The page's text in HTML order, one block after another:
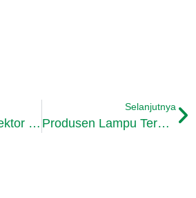
Jual Bollard Reflektor Cahaya Harga Termurah
Selanjutnya
Produsen Lampu Terpercaya Pembuatan Lampu Antik